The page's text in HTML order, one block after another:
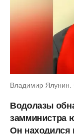
Владимир Ялунин.
Водолазы
замминистра
Он находился